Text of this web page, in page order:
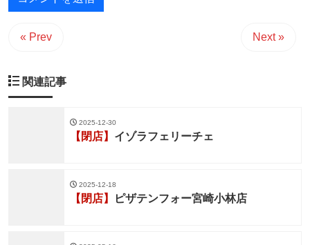
« Prev Next »
関連記事
2025-12-30
【閉店】 イゾラフェリーチェ
2025-12-18
【閉店】 ピザテンフォー宮崎小林店